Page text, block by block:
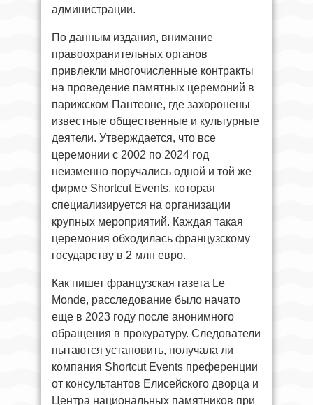
администрации.
По данным издания, внимание
правоохранительных органов
привлекли многочисленные контракты
на проведение памятных церемоний в
парижском Пантеоне, где захоронены
известные общественные и культурные
деятели. Утверждается, что все
церемонии с 2002 по 2024 год
неизменно поручались одной и той же
фирме Shortcut Events, которая
специализируется на организации
крупных мероприятий. Каждая такая
церемония обходилась французскому
государству в 2 млн евро.
Как пишет французская газета Le
Monde, расследование было начато
еще в 2023 году после анонимного
обращения в прокуратуру. Следователи
пытаются установить, получала ли
компания Shortcut Events преференции
от консультантов Елисейского дворца и
Центра национальных памятников при